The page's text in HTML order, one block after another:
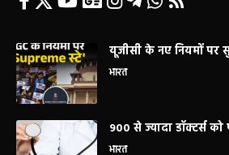
यूजीसी के नए नियमों पर
भारत
900 से ज्यादा डॉक्टर्स को
भारत